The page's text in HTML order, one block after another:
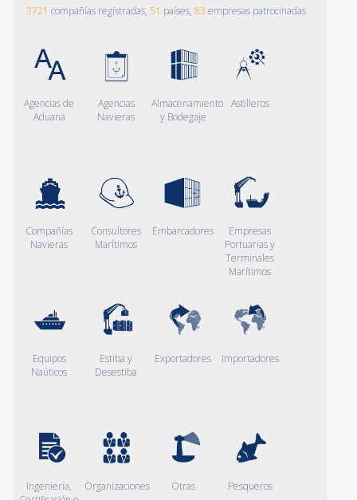
3721 compañías registradas, 51 países, 83 empresas patrocinadas
Agencias de
Aduana
Agencias
Navieras
Almacenamiento
y Bodegaje
Astilleros
Compañías
Navieras
Consultores
Marítimos
Embarcadores
Empresas
Portuarias y
Terminales
Marítimos
Equipos
Naúticos
Estiba y
Desestiba
Exportadores Importadores
Ingeniería,
Organizaciones Otras Pesqueros